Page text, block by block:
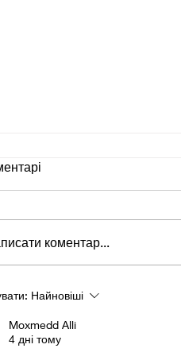
інсайту недостатньо: 5
коментар...
Найновіші
Moxmedd Alli
4 дні тому